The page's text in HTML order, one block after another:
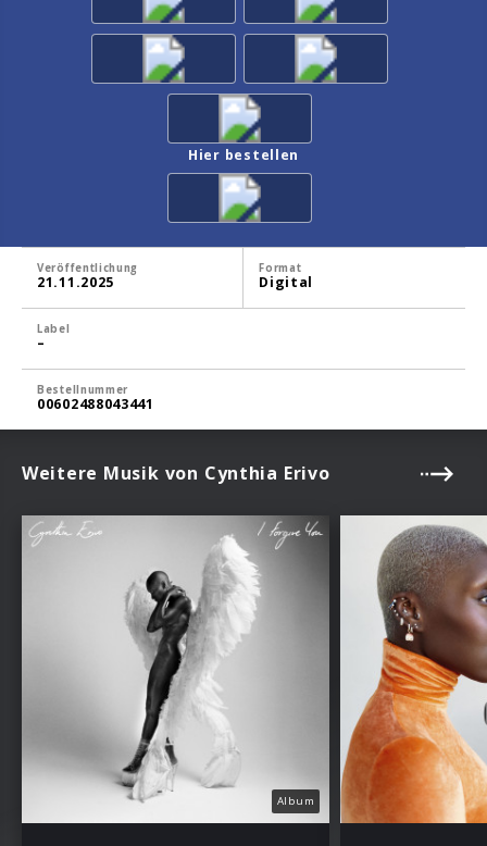
Hier bestellen
Veröffentlichung
21.11.2025
Format
Digital
Label
–
Bestellnummer
00602488043441
Weitere Musik von Cynthia Erivo
Album